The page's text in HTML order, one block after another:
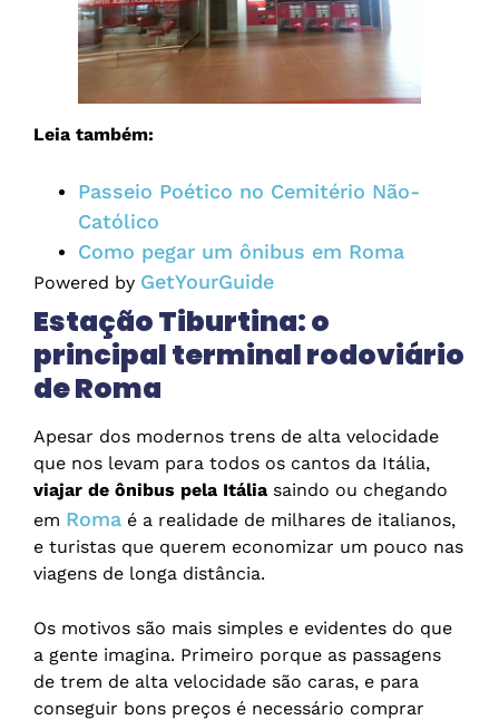
Leia também:
Passeio Poético no Cemitério Não-
Católico
Como pegar um ônibus em Roma
Powered by GetYourGuide
Estação Tiburtina: o
principal terminal rodoviário
de Roma
Apesar dos modernos trens de alta velocidade
que nos levam para todos os cantos da Itália,
viajar de ônibus pela Itália saindo ou chegando
em Roma é a realidade de milhares de italianos,
e turistas que querem economizar um pouco nas
viagens de longa distância.
Os motivos são mais simples e evidentes do que
a gente imagina. Primeiro porque as passagens
de trem de alta velocidade são caras, e para
conseguir bons preços é necessário comprar